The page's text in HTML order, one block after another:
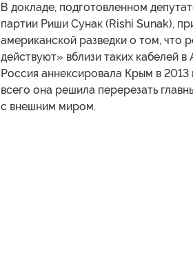
В докладе, подготовленном
партии Риши Сунак (Rishi Sunak),
американской разведки о том, что
действуют» вблизи таких кабелей в
Россия аннексировала Крым в 2013
всего она решила перерезать
с внешним миром.